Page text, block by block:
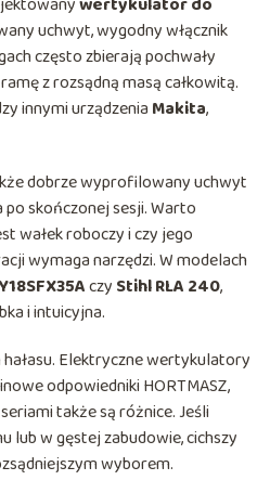
uchwyt, wygodny włącznik
często zbierają pochwały
z rozsądną masą całkowitą.
innymi urządzenia Makita,
dobrze wyprofilowany uchwyt
po skończonej sesji. Warto
wałek roboczy i czy jego
wymaga narzędzi. W modelach
czy Stihl RLA 240,
i intuicyjna.
Elektryczne wertykulatory
odpowiedniki HORTMASZ,
także są różnice. Jeśli
lub w gęstej zabudowie, cichszy
wyborem.